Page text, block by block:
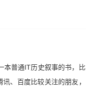
本普通IT历史叙事的书，比
、百度比较关注的朋友，